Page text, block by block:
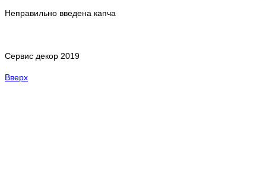
Неправильно введена капча
Сервис декор 2019
Вверх